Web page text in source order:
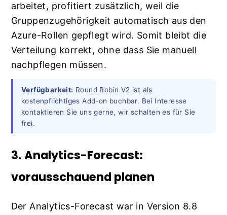
arbeitet, profitiert zusätzlich, weil die
Gruppenzugehörigkeit automatisch aus den
Azure-Rollen gepflegt wird. Somit bleibt die
Verteilung korrekt, ohne dass Sie manuell
nachpflegen müssen.
Verfügbarkeit: Round Robin V2 ist als
kostenpflichtiges Add-on buchbar. Bei Interesse
kontaktieren Sie uns gerne, wir schalten es für Sie
frei.
3. Analytics-Forecast:
vorausschauend planen
Der Analytics-Forecast war in Version 8.8